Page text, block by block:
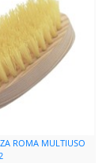
ROMA MULTIUSO